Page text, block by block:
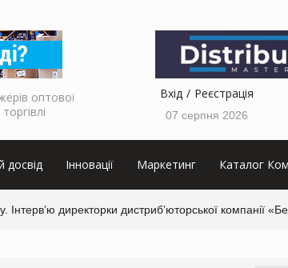
оптової
Вхід Реєстрація
07 серпня 2026
досвід Інновації Маркетинг Каталог
Інтерв’ю директорки дистриб’юторської компанії